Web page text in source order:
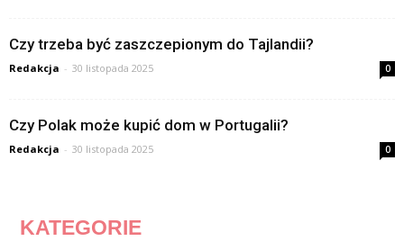
Czy trzeba być zaszczepionym do Tajlandii?
Redakcja - 30 listopada 2025 0
Czy Polak może kupić dom w Portugalii?
Redakcja - 30 listopada 2025 0
KATEGORIE